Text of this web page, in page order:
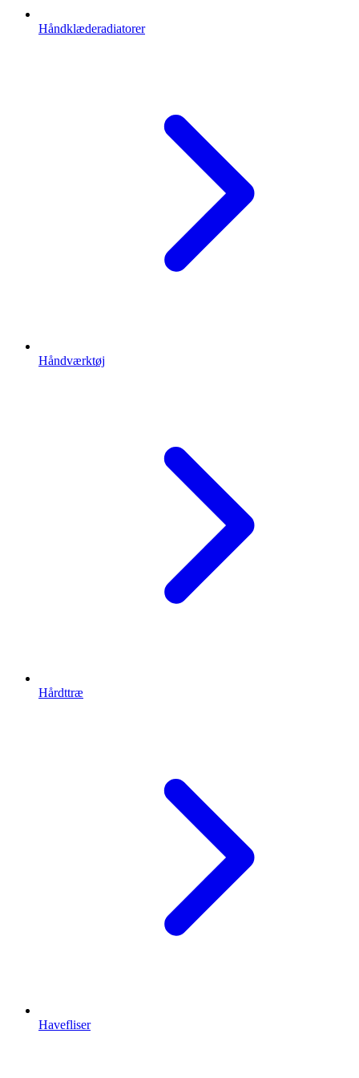
Håndklæderadiatorer
Håndværktøj
Hårdttræ
Havefliser